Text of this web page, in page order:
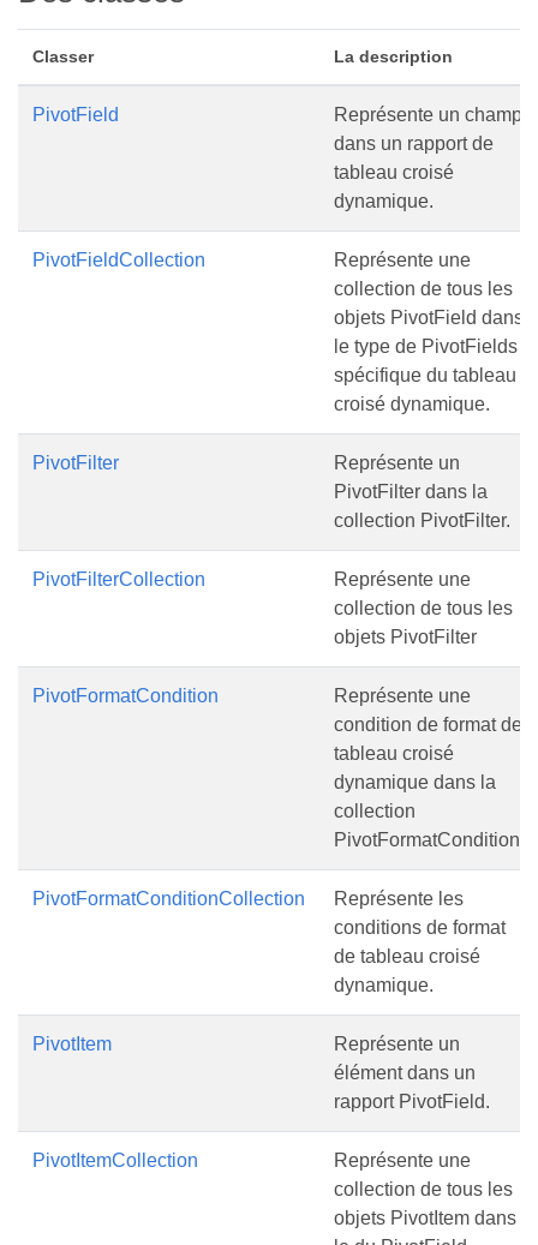
Classer La description
PivotField
Représente un champ
dans un rapport de
tableau croisé
dynamique.
PivotFieldCollection
Représente une
collection de tous les
objets PivotField dans
le type de PivotFields
spécifique du tableau
croisé dynamique.
PivotFilter
Représente un
PivotFilter dans la
collection PivotFilter.
PivotFilterCollection
Représente une
collection de tous les
objets PivotFilter
PivotFormatCondition
Représente une
condition de format de
tableau croisé
dynamique dans la
collection
PivotFormatCondition.
PivotFormatConditionCollection
Représente les
conditions de format
de tableau croisé
dynamique.
PivotItem
Représente un
élément dans un
rapport PivotField.
PivotItemCollection
Représente une
collection de tous les
objets PivotItem dans